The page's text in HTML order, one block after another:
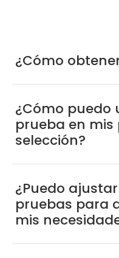
¿Cómo
¿Cómo puedo
prueba en mis
selección?
¿Puedo
pruebas para
mis